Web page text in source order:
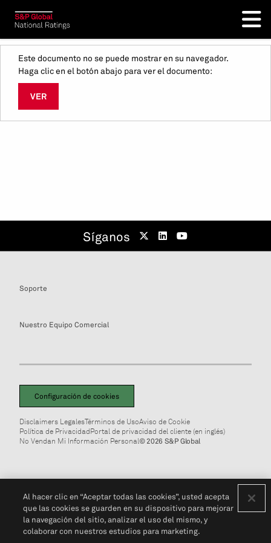
Este documento no se puede mostrar en su navegador.
Haga clic en el botón abajo para ver el documento:
VER
Síganos
Soporte
Nuestro Equipo Comercial
Configuración de cookies
Disclaimers LegalesTérminos de UsoAviso de Cookie
Política de PrivacidadPortal de privacidad del cliente (en inglés)
No Vendan Mi Información Personal© 2026 S&P Global
Al hacer clic en “Aceptar todas las cookies”, usted acepta
que las cookies se guarden en su dispositivo para mejorar
la navegación del sitio, analizar el uso del mismo, y
colaborar con nuestros estudios para marketing.